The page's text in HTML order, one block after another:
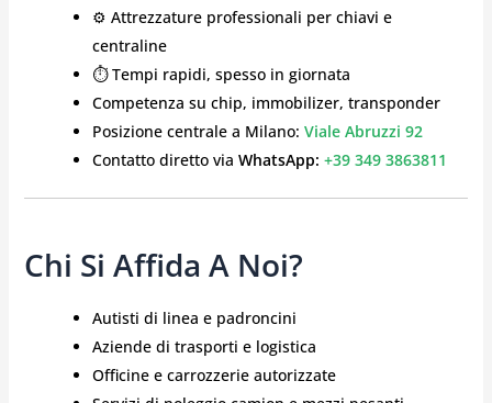
⚙️ Attrezzature professionali per chiavi e
centraline
⏱️ Tempi rapidi, spesso in giornata
Competenza su chip, immobilizer, transponder
Posizione centrale a Milano: Viale Abruzzi 92
Contatto diretto via WhatsApp: +39 349 3863811
Chi Si Affida A Noi?
Autisti di linea e padroncini
Aziende di trasporti e logistica
Officine e carrozzerie autorizzate